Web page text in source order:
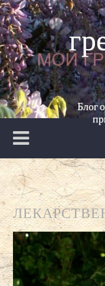
Перейти
к
содержанию
Блог